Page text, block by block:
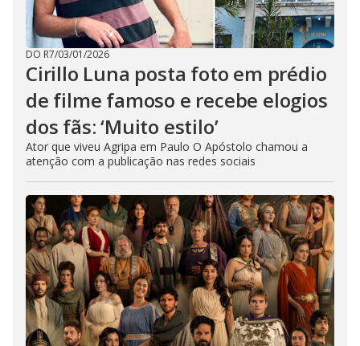
DO R7/03/01/2026
Cirillo Luna posta foto em prédio
de filme famoso e recebe elogios
dos fãs: ‘Muito estilo’
Ator que viveu Agripa em Paulo O Apóstolo chamou a
atenção com a publicação nas redes sociais